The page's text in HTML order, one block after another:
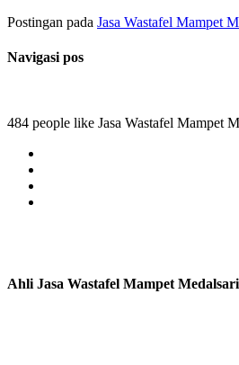
Postingan pada Jasa Wastafel Mampet
Navigasi pos
484 people like Jasa Wastafel Mampet
Ahli Jasa Wastafel Mampet